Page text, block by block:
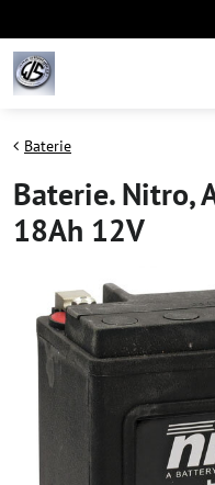
Baterie
Baterie. Nitro,
18Ah 12V